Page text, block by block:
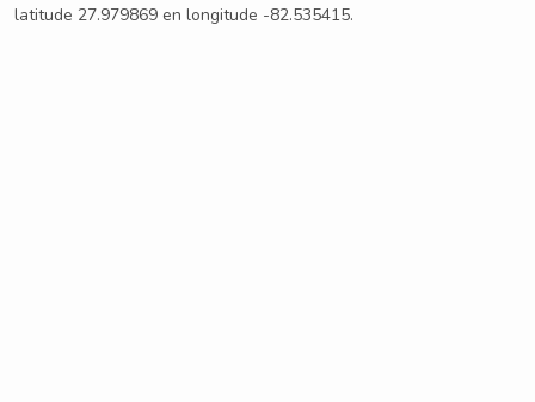
latitude 27.979869 en longitude -82.535415.